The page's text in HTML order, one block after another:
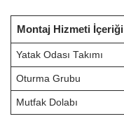
Montaj Hizmeti İçeriği
Yatak Odası Takımı
Oturma Grubu
Mutfak Dolabı